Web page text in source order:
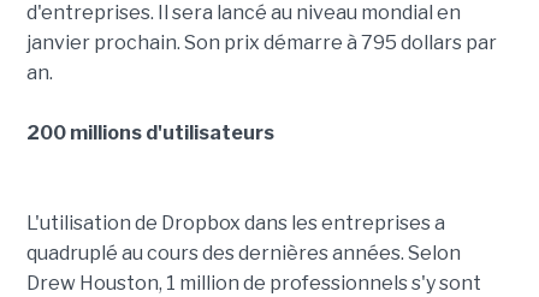
d'entreprises. Il sera lancé au niveau mondial en
janvier prochain. Son prix démarre à 795 dollars par
an.
200 millions d'utilisateurs
L'utilisation de Dropbox dans les entreprises a
quadruplé au cours des dernières années. Selon
Drew Houston, 1 million de professionnels s'y sont